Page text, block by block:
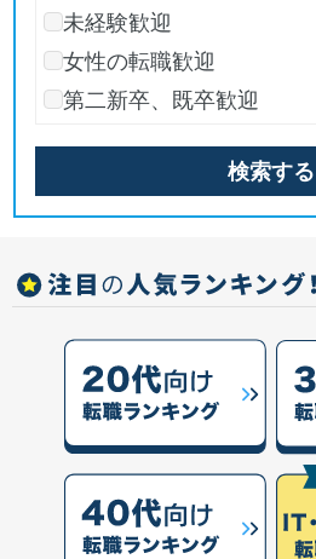
未経験歓迎
女性の転職歓迎
第二新卒、既卒歓迎